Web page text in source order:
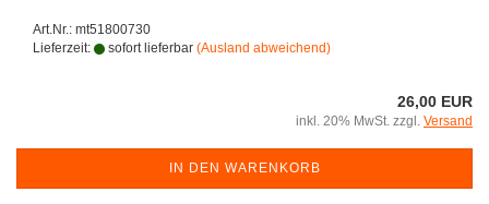
Art.Nr.: mt51800730
Lieferzeit:
sofort lieferbar (Ausland abweichend)
26,00 EUR
inkl. 20% MwSt. zzgl. Versand
IN DEN WARENKORB